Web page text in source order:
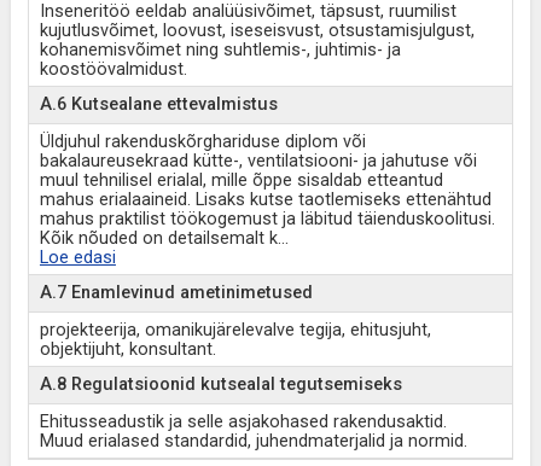
Inseneritöö eeldab analüüsivõimet, täpsust, ruumilist
kujutlusvõimet, loovust, iseseisvust, otsustamisjulgust,
kohanemisvõimet ning suhtlemis-, juhtimis- ja
koostöövalmidust.
A.6 Kutsealane ettevalmistus
Üldjuhul rakenduskõrghariduse diplom või
bakalaureusekraad kütte-, ventilatsiooni- ja jahutuse või
muul tehnilisel erialal, mille õppe sisaldab etteantud
mahus erialaaineid. Lisaks kutse taotlemiseks ettenähtud
mahus praktilist töökogemust ja läbitud täienduskoolitusi.
Kõik nõuded on detailsemalt k...
Loe edasi
A.7 Enamlevinud ametinimetused
projekteerija, omanikujärelevalve tegija, ehitusjuht,
objektijuht, konsultant.
A.8 Regulatsioonid kutsealal tegutsemiseks
Ehitusseadustik ja selle asjakohased rakendusaktid.
Muud erialased standardid, juhendmaterjalid ja normid.